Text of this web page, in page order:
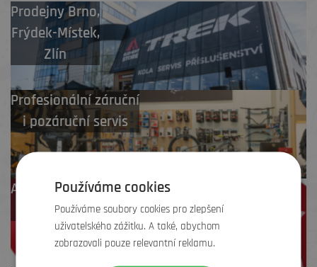
ProdejnyBrno,
Frýdek-Místek,
Zlín
Profesionální záruční
i pozáruční servis
Až 4 % cashback
na další nákup
Používáme cookies
Používáme soubory cookies pro zlepšení
uživatelského zážitku. A také, abychom
zobrazovali pouze relevantní reklamu.